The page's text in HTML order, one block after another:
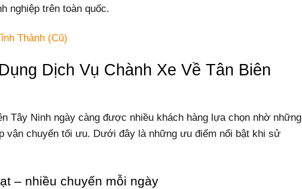
nghiệp trên toàn quốc.
Thành (Cũ)
Dịch Vụ Chành Xe Về Tân Biên
Tây Ninh ngày càng được nhiều khách hàng lựa chọn nhờ những
vận chuyển tối ưu. Dưới đây là những ưu điểm nổi bật khi sử
– nhiều chuyến mỗi ngày